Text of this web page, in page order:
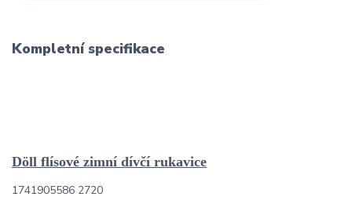
Kompletní specifikace
Döll flísové zimní dívčí rukavice
1741905586 2720